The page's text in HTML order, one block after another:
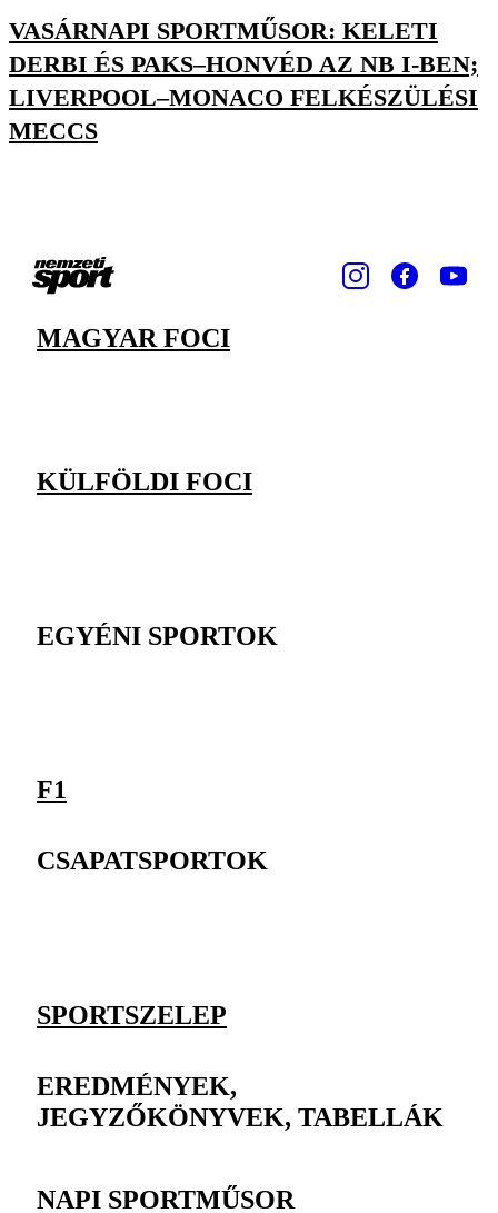
VASÁRNAPI SPORTMŰSOR: KELETI
DERBI ÉS PAKS–HONVÉD AZ NB I-BEN;
LIVERPOOL–MONACO FELKÉSZÜLÉSI
MECCS
MAGYAR FOCI
KÜLFÖLDI FOCI
EGYÉNI SPORTOK
F1
CSAPATSPORTOK
SPORTSZELEP
EREDMÉNYEK,
JEGYZŐKÖNYVEK, TABELLÁK
NAPI SPORTMŰSOR